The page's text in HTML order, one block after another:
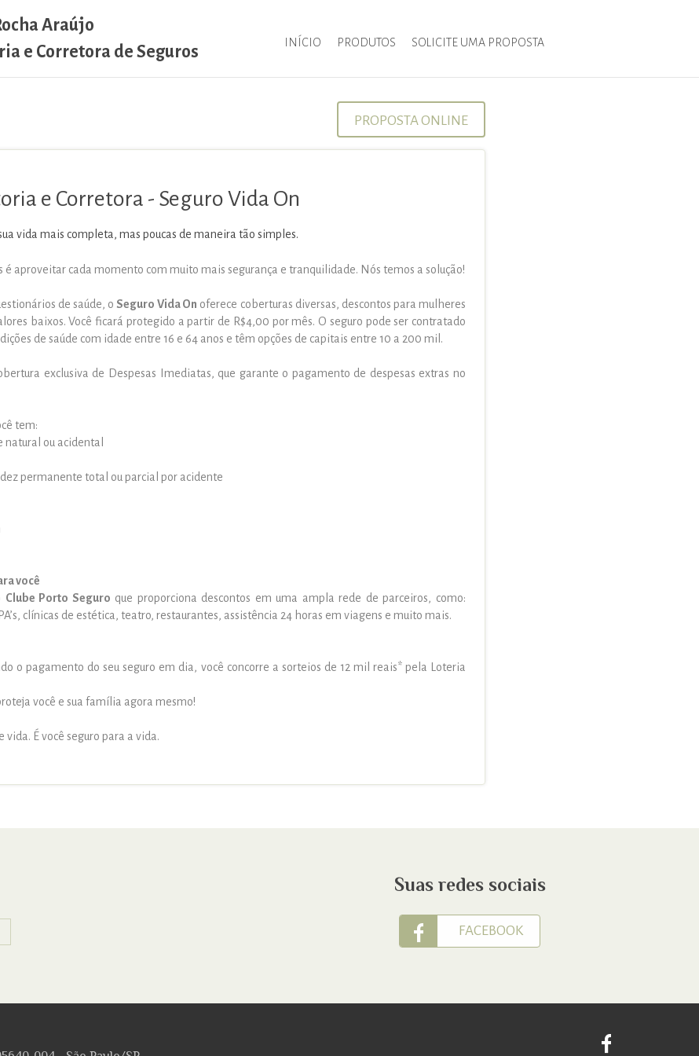
Araújo
e Corretora de Seguros
INÍCIO PRODUTOS SOLICITE UMA PROPOSTA
PROPOSTA ONLINE
e Corretora - Seguro Vida On
vida mais completa, mas poucas de maneira tão simples.
aproveitar cada momento com muito mais segurança e tranquilidade. Nós temos a solução!
de saúde, o Seguro Vida On oferece coberturas diversas, descontos para mulheres
baixos. Você ficará protegido a partir de R$4,00 por mês. O seguro pode ser contratado
de saúde com idade entre 16 e 64 anos e têm opções de capitais entre 10 a 200 mil.
exclusiva de Despesas Imediatas, que garante o pagamento de despesas extras no
tem:
ou acidental
permanente total ou parcial por acidente
você
Clube Porto Seguro que proporciona descontos em uma ampla rede de parceiros, como:
clínicas de estética, teatro, restaurantes, assistência 24 horas em viagens e muito mais.
o pagamento do seu seguro em dia, você concorre a sorteios de 12 mil reais* pela Loteria
você e sua família agora mesmo!
vida. É você seguro para a vida.
Suas redes sociais
FACEBOOK